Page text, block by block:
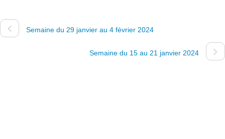
Semaine du 29 janvier au 4 février 2024
Semaine du 15 au 21 janvier 2024